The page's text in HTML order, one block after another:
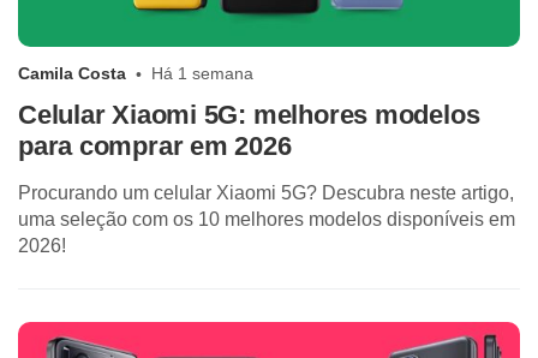
Camila Costa Há 1 semana
Celular Xiaomi 5G: melhores modelos
para comprar em 2026
Procurando um celular Xiaomi 5G? Descubra neste artigo,
uma seleção com os 10 melhores modelos disponíveis em
2026!